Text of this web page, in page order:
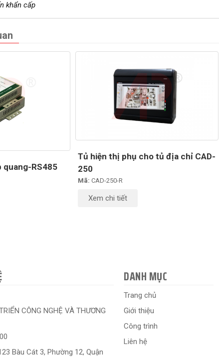
khẩn cấp
quang-RS485
Tủ hiện thị phụ cho tủ địa chỉ CAD-
250
Mã: CAD-250-R
Xem chi tiết
CÔNG NGHỆ VÀ THƯƠNG
Bàu Cát 3, Phường 12, Quận
DANH MỤC
Trang chủ
Giới thiệu
Công trình
Liên hệ